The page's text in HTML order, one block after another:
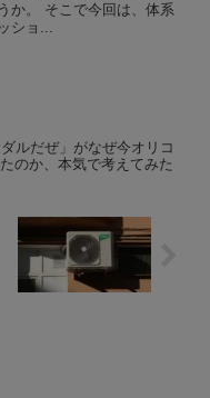
か。 そこで今回は、体系
ショ...
ルだぜ」がなぜ今オリコ
のか、本気で考えてみた